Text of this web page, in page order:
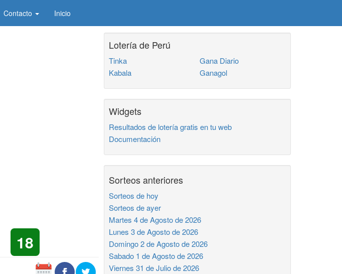
Contacto Inicio
18
Lotería de Perú
Tinka
Kabala
Gana Diario
Ganagol
Widgets
Resultados de lotería gratis en tu web
Documentación
Sorteos anteriores
Sorteos de hoy
Sorteos de ayer
Martes 4 de Agosto de 2026
Lunes 3 de Agosto de 2026
Domingo 2 de Agosto de 2026
Sabado 1 de Agosto de 2026
Viernes 31 de Julio de 2026